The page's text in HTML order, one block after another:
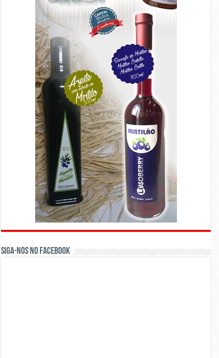
Siga-nos no Facebook